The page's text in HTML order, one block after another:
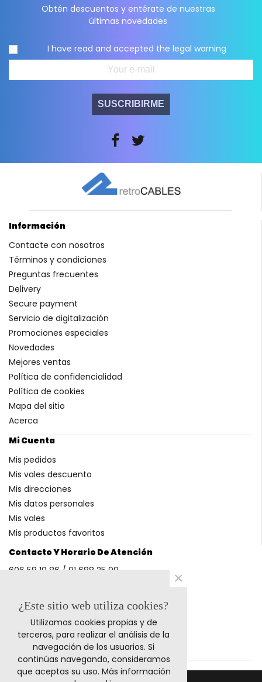
Obtén descuentos y entérate de nuestras
últimas novedades
I have read and accepted the legal warning
SUSCRIBIRME
Contacto Y Horario De Atención
606 58 10 86 / 91 688 25 99
Métodos De Pago
Información
Contacte con nosotros
Términos y condiciones
Preguntas frecuentes
Delivery
Secure payment
Servicio de digitalización
Promociones especiales
Novedades
Mejores ventas
Política de confidencialidad
Política de cookies
Mapa del sitio
Acerca
Mi Cuenta
Mis pedidos
Mis vales descuento
Mis direcciones
Mis datos personales
Mis vales
Mis productos favoritos
¿Este sitio web utiliza cookies?
Utilizamos cookies propias y de
terceros, para realizar el análisis de la
navegación de los usuarios. Si
continúas navegando, consideramos
que aceptas su uso. Más información
×